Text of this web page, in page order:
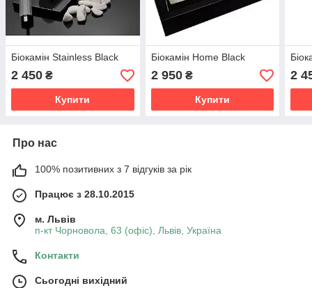
Біокамін Stainless Black
2 450 ₴
Купити
Біокамін Home Black
2 950₴
Купити
2
Про нас
100% позитивних з 7 відгуків за рік
Працює з 28.10.2015
м. Львів
п-кт Чорновола, 63 (офіс), Львів, Україна
Контакти
Сьогодні вихідний